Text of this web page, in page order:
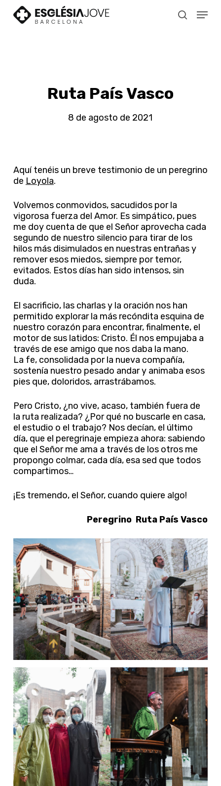
search
Menu
Ruta País Vasco
8 de agosto de 2021
Aquí tenéis un breve testimonio de un peregrino
de Loyola.
Volvemos conmovidos, sacudidos por la
vigorosa fuerza del Amor. Es simpático, pues
me doy cuenta de que el Señor aprovecha cada
segundo de nuestro silencio para tirar de los
hilos más disimulados en nuestras entrañas y
remover esos miedos, siempre por temor,
evitados. Estos días han sido intensos, sin
duda.
El sacrificio, las charlas y la oración nos han
permitido explorar la más recóndita esquina de
nuestro corazón para encontrar, finalmente, el
motor de sus latidos: Cristo. Él nos empujaba a
través de ese amigo que nos daba la mano.
La fe, consolidada por la nueva compañía,
sostenía nuestro pesado andar y animaba esos
pies que, doloridos, arrastrábamos.
Pero Cristo, ¿no vive, acaso, también fuera de
la ruta realizada? ¿Por qué no buscarle en casa,
el estudio o el trabajo? Nos decían, el último
día, que el peregrinaje empieza ahora: sabiendo
que el Señor me ama a través de los otros me
propongo colmar, cada día, esa sed que todos
compartimos…
¡Es tremendo, el Señor, cuando quiere algo!
Peregrino Ruta País Vasco